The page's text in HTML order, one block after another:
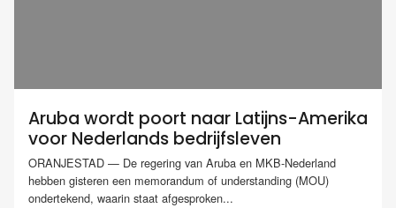
Aruba wordt poort naar Latijns-Amerika
voor Nederlands bedrijfsleven
ORANJESTAD — De regering van Aruba en MKB-Nederland
hebben gisteren een memorandum of understanding (MOU)
ondertekend, waarin staat afgesproken...